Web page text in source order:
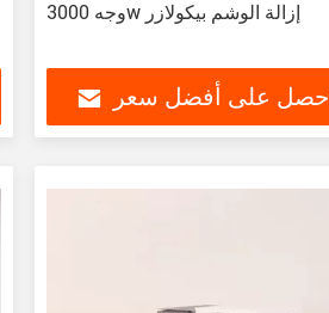
وجه 3000w إزالة الوشم بيكولازر
احصل على أفضل سعر